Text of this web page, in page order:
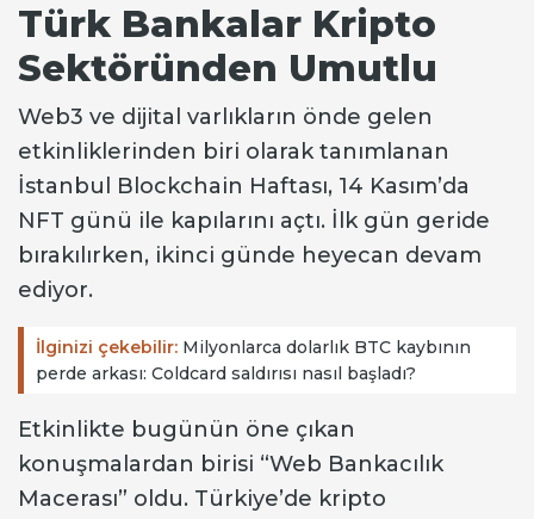
Türk Bankalar Kripto
Sektöründen Umutlu
Web3 ve dijital varlıkların önde gelen
etkinliklerinden biri olarak tanımlanan
İstanbul Blockchain Haftası, 14 Kasım’da
NFT günü ile kapılarını açtı. İlk gün geride
bırakılırken, ikinci günde heyecan devam
ediyor.
İlginizi çekebilir: Milyonlarca dolarlık BTC kaybının
perde arkası: Coldcard saldırısı nasıl başladı?
Etkinlikte bugünün öne çıkan
konuşmalardan birisi “Web Bankacılık
Macerası” oldu. Türkiye’de kripto